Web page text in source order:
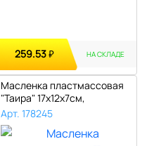
259.53₽ НА СКЛАДЕ
Масленка пластмассовая
"Таира" 17х12х7см,
прозрачная кр..
Арт. 178245